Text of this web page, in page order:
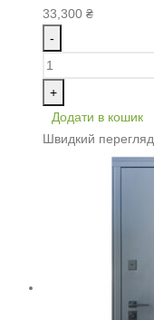
33,300 ₴
-
+
Додати в кошик
Швидкий перегляд